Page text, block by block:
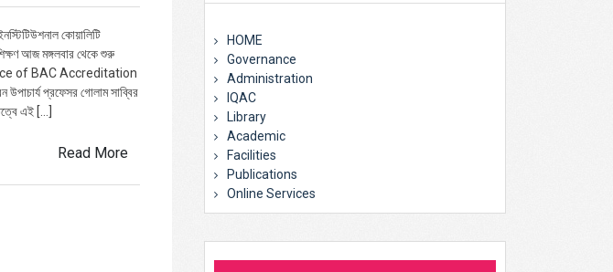
কোয়ালিটি
আজ মঙ্গলবার থেকে শুরু
of BAC Accreditation
প্রফেসর গোলাম সাব্বির
এই […]
Read More
HOME
Governance
Administration
IQAC
Library
Academic
Facilities
Publications
Online Services